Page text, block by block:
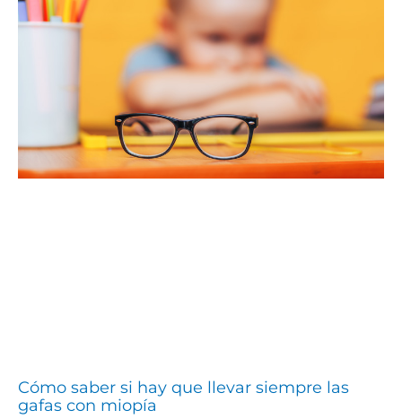
Cómo saber si hay que llevar siempre las
gafas con miopía